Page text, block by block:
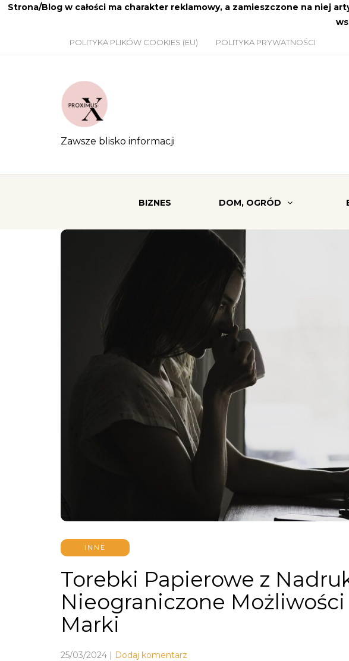
Strona/Blog w całości ma charakter reklamowy, a zamieszczone na niej
POLITYKA PLIKÓW COOKIES (EU) POLITYKA PRYWATNOŚCI
Zawsze blisko informacji
BIZNES DOM, OGRÓD
INNE
Torebki Papierowe z
Nieograniczone
Marki
25/03/2024 | Dodaj komentarz